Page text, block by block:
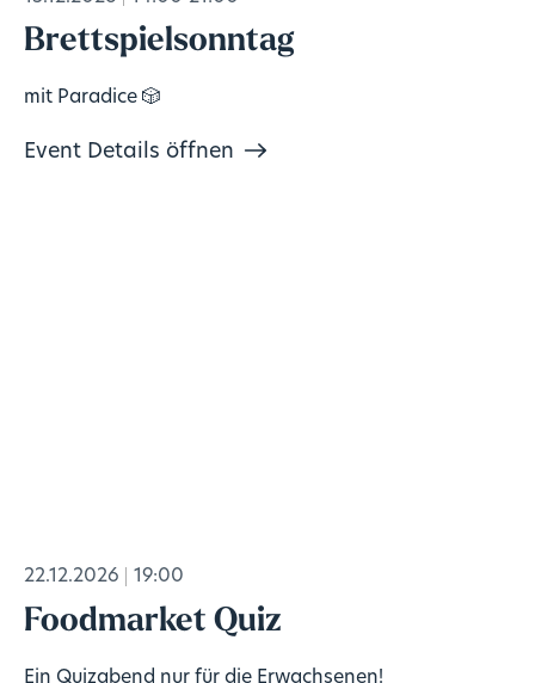
Brettspielsonntag
mit Paradice 🎲
Event Details öffnen
22.12.2026 19:00
Foodmarket Quiz
Ein Quizabend nur für die Erwachsenen!